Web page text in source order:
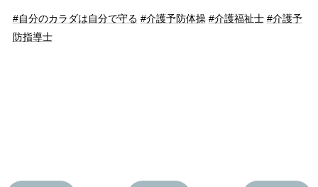
#自分のカラダは自分で守る #介護予防体操 #介護福祉士 #介護予
防指導士